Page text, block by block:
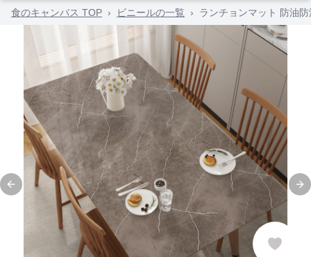
食のキャンバス TOP › ビニールの一覧 › ランチョンマット 防油
Previous slide